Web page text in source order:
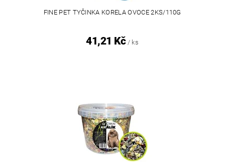
FINE PET TYČINKA KORELA OVOCE 2KS/110G
41,21 Kč / ks